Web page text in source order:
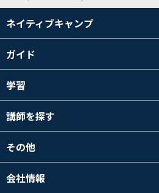
ネイティブキャンプ
ガイド
学習
講師を探す
その他
会社情報